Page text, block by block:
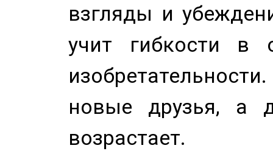
взгляды и
учит гибкости в
новые друзья, а
возрастает.